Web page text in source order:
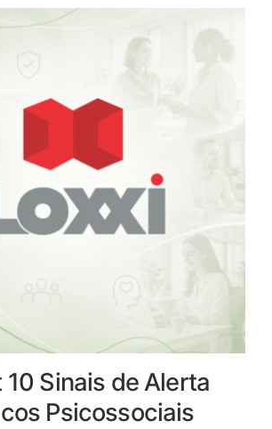
Sinais de Alerta
Psicossociais